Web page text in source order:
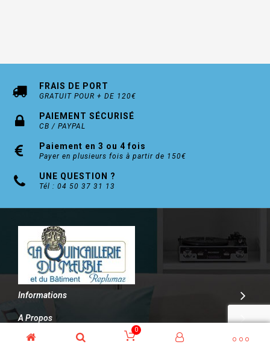
FRAIS DE PORT
GRATUIT POUR + DE 120€
PAIEMENT SÉCURISÉ
CB / PAYPAL
Paiement en 3 ou 4 fois
Payer en plusieurs fois à partir de 150€
UNE QUESTION ?
Tél : 04 50 37 31 13
Informations
A Propos
Contact
0